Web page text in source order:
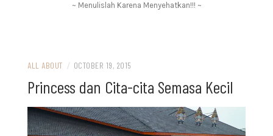
~ Menulislah Karena Menyehatkan!!! ~
ALL ABOUT / OCTOBER 19, 2015
Princess dan Cita-cita Semasa Kecil